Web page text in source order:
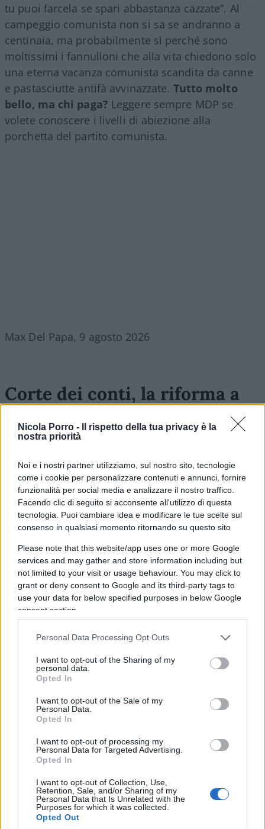
Nicola Porro -
Il rispetto della tua privacy è la
nostra priorità
Noi e i nostri partner utilizziamo, sul nostro sito, tecnologie
come i cookie per personalizzare contenuti e annunci, fornire
funzionalità per social media e analizzare il nostro traffico.
Facendo clic di seguito si acconsente all'utilizzo di questa
tecnologia. Puoi cambiare idea e modificare le tue scelte sul
consenso in qualsiasi momento ritornando su questo sito
Please note that this website/app uses one or more Google
services and may gather and store information including but
not limited to your visit or usage behaviour. You may click to
grant or deny consent to Google and its third-party tags to
use your data for below specified purposes in below Google
consent section.
Personal Data Processing Opt Outs
I want to opt-out of the Sharing of my
personal data.
Opted In
I want to opt-out of the Sale of my
Personal Data.
Opted In
I want to opt-out of processing my
Personal Data for Targeted Advertising.
Opted In
I want to opt-out of Collection, Use,
Retention, Sale, and/or Sharing of my
Personal Data that Is Unrelated with the
Purposes for which it was collected.
Opted Out
tu puoi farcela se spari abbastanza cazzate”. Al
campeggio comunista non si sa se andranno a
centinaia, ma probabilmente sì perché sono
moltissimi i fannulloni che alla vita chiedono solo
una eterna vacanza comunista scandita da canne
e pastasciutte antifà avvinazzate. Tutto molto
bello, ma chi paga? Leggere sempre MDP se
volete conoscere i livelli di abiezione alla
porchetta del partito comunista.
Max Del Papa, 9 agosto 2026
Corte dei conti, la riforma a
Chi firma non deve avere paura, chi paga le tasse
solo punire, ma aiutare la buona
amministrazione
diLuigi Bisignani
8 Agosto 2026, 19:00
1.7k